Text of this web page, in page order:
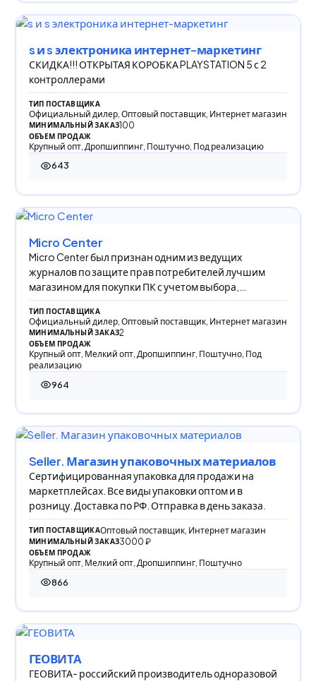
s и s электроника интернет-маркетинг
СКИДКА!!! ОТКРЫТАЯ КОРОБКА PLAYSTATION 5 с 2
контроллерами
ТИП ПОСТАВЩИКА
Официальный дилер, Оптовый поставщик, Интернет магазин
МИНИМАЛЬНЫЙ ЗАКАЗ100
ОБЪЕМ ПРОДАЖ
Крупный опт, Дропшиппинг, Поштучно, Под реализацию
643
643 просмотра
Micro Center
Micro Center был признан одним из ведущих
журналов по защите прав потребителей лучшим
магазином для покупки ПК с учетом выбора,
обслуживания
ТИП ПОСТАВЩИКА
Официальный дилер, Оптовый поставщик, Интернет магазин
МИНИМАЛЬНЫЙ ЗАКАЗ2
ОБЪЕМ ПРОДАЖ
Крупный опт, Мелкий опт, Дропшиппинг, Поштучно, Под
реализацию
964
964 просмотра
Seller. Магазин упаковочных материалов
Сертифицированная упаковка для продажи на
маркетплейсах. Все виды упаковки оптом и в
розницу. Доставка по РФ. Отправка в день заказа.
ТИП ПОСТАВЩИКАОптовый поставщик, Интернет магазин
МИНИМАЛЬНЫЙ ЗАКАЗ3000 ₽
ОБЪЕМ ПРОДАЖ
Крупный опт, Мелкий опт, Дропшиппинг, Поштучно
866
866 просмотров
ГЕОВИТА
ГЕОВИТА- российский производитель одноразовой